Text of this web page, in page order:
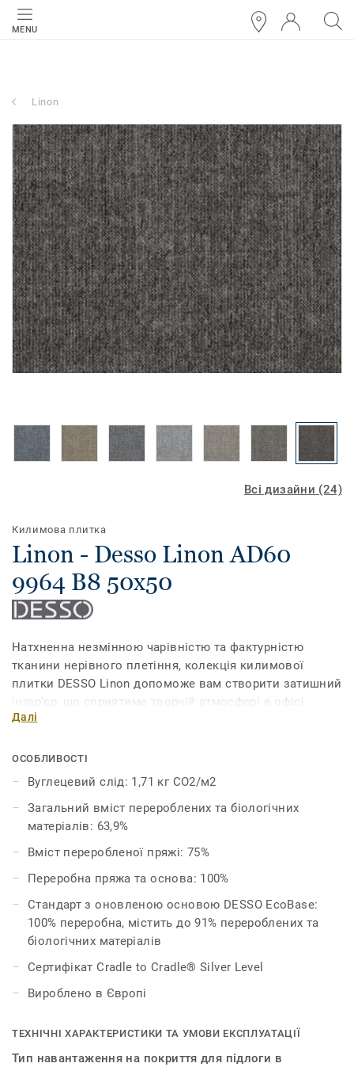
MENU
Linon
Всі дизайни (24)
Килимова плитка
Linon - Desso Linon AD60
9964 B8 50x50
Натхненна незмінною чарівністю та фактурністю
тканини нерівного плетіння, колекція килимової
плитки DESSO Linon допоможе вам створити затишний
інтер'єр, що сприятиме творчій атмосфері в офісі.
широкий спектр можливостей, від насичених
кольорів і сучасних пастельних акцентів.
Тепер можливості дизайну стали ще
— розширення палітри Linon з нейтральними
кольорами та новими акцентами набором із 6
виразних різнокольорових відтінків, що дозволяє
комбінувати та поєднувати кольори на власний вибір.
DESSO Linon стандартно постачається з нашою
вдосконаленою основою EcoBase, в якій новий
біокомпонент замінює основний компонент, що
раніше складався з нафтопродуктів.
Далі
ОСОБЛИВОСТІ
Вуглецевий слід: 1,71 кг CO2/м2
Загальний вміст перероблених та біологічних
матеріалів: 63,9%
Вміст переробленої пряжі: 75%
Переробна пряжа та основа: 100%
Стандарт з оновленою основою DESSO EcoBase:
100% переробна, містить до 91% перероблених та
біологічних матеріалів
Сертифікат Cradle to Cradle® Silver Level
Вироблено в Європі
ТЕХНІЧНІ ХАРАКТЕРИСТИКИ ТА УМОВИ ЕКСПЛУАТАЦІЇ
Тип навантаження на покриття для підлоги в